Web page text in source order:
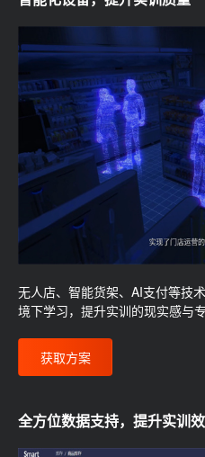
无人店、智能货架、AI支付等技
境下学习，提升实训的现实感与
获取方案
全方位数据支持，提升实训